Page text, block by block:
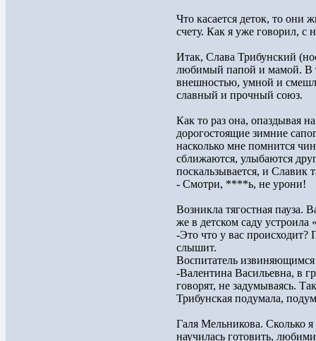
Что касается деток, то они
счету. Как я уже говорил,
Итак, Слава Трибунский
любимый папой и мамой. В
внешностью, умной и
славный и прочный союз.
Как то раз она, опаздывая
дорогостоящие зимние
насколько мне помнится
сближаются, улыбаются
поскальзывается, и Славик
- Смотри, ****ь, не урони!
Возникла тягостная пауза.
же в детском саду устроила
-Это что у вас происходит?
слышит.
Воспитатель извиняющимся
-Валентина Васильевна, в
говорят, не задумываясь.
Трибунская подумала,
Галя Мельникова. Сколько
научилась готовить,